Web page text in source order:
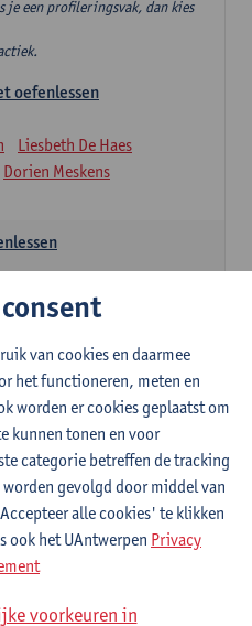
je een profileringsvak, dan kies
oefenlessen
Liesbeth De Haes
Dorien Meskens
Veronik Bogaert
Yann Morard
De Breuker
Joke Prinsen
Van Tendeloo
thuistaal met oefenlessen
van cookies en daarmee
het functioneren, meten en
worden er cookies geplaatst om
kunnen tonen en voor
categorie betreffen de tracking
gevolgd door middel van
alle cookies' te klikken
ook het UAntwerpen Privacy
voorkeuren in